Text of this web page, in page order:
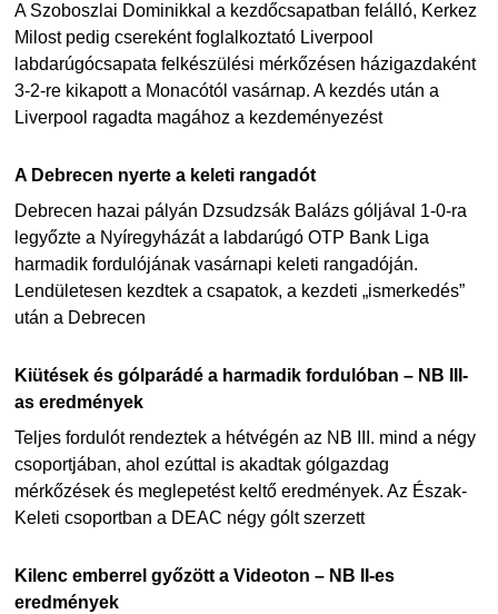
A Szoboszlai Dominikkal a kezdőcsapatban felálló, Kerkez
Milost pedig csereként foglalkoztató Liverpool
labdarúgócsapata felkészülési mérkőzésen házigazdaként
3-2-re kikapott a Monacótól vasárnap. A kezdés után a
Liverpool ragadta magához a kezdeményezést
A Debrecen nyerte a keleti rangadót
Debrecen hazai pályán Dzsudzsák Balázs góljával 1-0-ra
legyőzte a Nyíregyházát a labdarúgó OTP Bank Liga
harmadik fordulójának vasárnapi keleti rangadóján.
Lendületesen kezdtek a csapatok, a kezdeti „ismerkedés”
után a Debrecen
Kiütések és gólparádé a harmadik fordulóban – NB III-
as eredmények
Teljes fordulót rendeztek a hétvégén az NB III. mind a négy
csoportjában, ahol ezúttal is akadtak gólgazdag
mérkőzések és meglepetést keltő eredmények. Az Észak-
Keleti csoportban a DEAC négy gólt szerzett
Kilenc emberrel győzött a Videoton – NB II-es
eredmények